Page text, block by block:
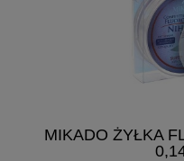
MIKADO ŻYŁKA